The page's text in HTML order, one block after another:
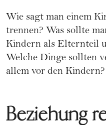
Wie sagt man einem
trennen? Was sollte
Kindern als Elternteil
Welche Dinge sollten
allem vor den Kindern?
Beziehung